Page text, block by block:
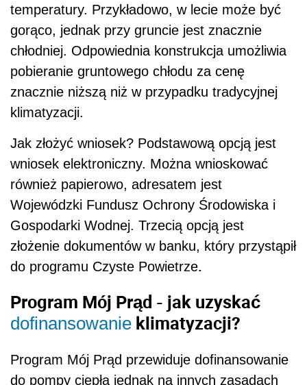
temperatury. Przykładowo, w lecie może być
gorąco, jednak przy gruncie jest znacznie
chłodniej. Odpowiednia konstrukcja umożliwia
pobieranie gruntowego chłodu za cenę
znacznie niższą niż w przypadku tradycyjnej
klimatyzacji.
Jak złożyć wniosek? Podstawową opcją jest
wniosek elektroniczny. Można wnioskować
również papierowo, adresatem jest
Wojewódzki Fundusz Ochrony Środowiska i
Gospodarki Wodnej. Trzecią opcją jest
złożenie dokumentów w banku, który przystąpił
do programu Czyste Powietrze.
Program Mój Prąd - jak uzyskać
dofinansowanie klimatyzacji?
Program Mój Prąd przewiduje dofinansowanie
do pompy ciepła jednak na innych zasadach